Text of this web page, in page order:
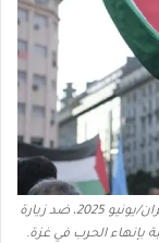
مظاهرة احتجاجية في بوينس آيرس، الأرجنتين، في 12 حزيران/يونيو 2025، ضد زيارة
بإنهاء الحرب في غزة.